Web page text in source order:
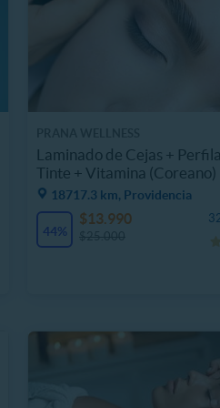
Laminado de Cejas +
Tinte + Vitamina (Coreano)
18717.3 km, Providencia
44%
$13.990